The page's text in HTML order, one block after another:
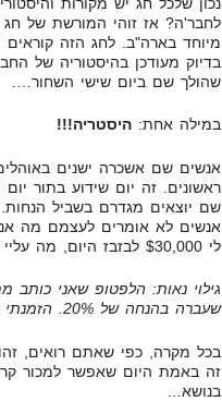
לחבר'ה? אז זוהי המורשת של חג
בדיוק מעודכן בהיסטוריה של
שהולך שם ביום שישי השחור….
במילה אחת: היסטריה!!!
אנשים שם אשכרה ישנים
ראשונים. זה יום שידוע בתור
שם יוצאים מגדרם בשביל
אנשים לא אומרים לעצמם מה
לי $30,000 לבזבז היום, מה עליי לעשות?
שעברה בהנחה של 20%. הזמנתי אותו באינטרנט, לא חיכיתי בתורים.
זה באמת היום שאפשר למכור
בנושא…